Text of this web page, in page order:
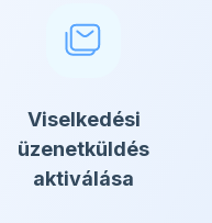
Viselkedési
üzenetküldés
aktiválása